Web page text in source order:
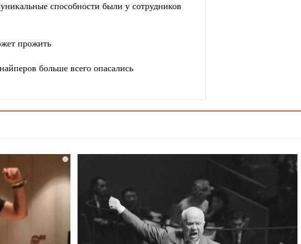
способности были у сотрудников
прожить
больше всего опасались
i